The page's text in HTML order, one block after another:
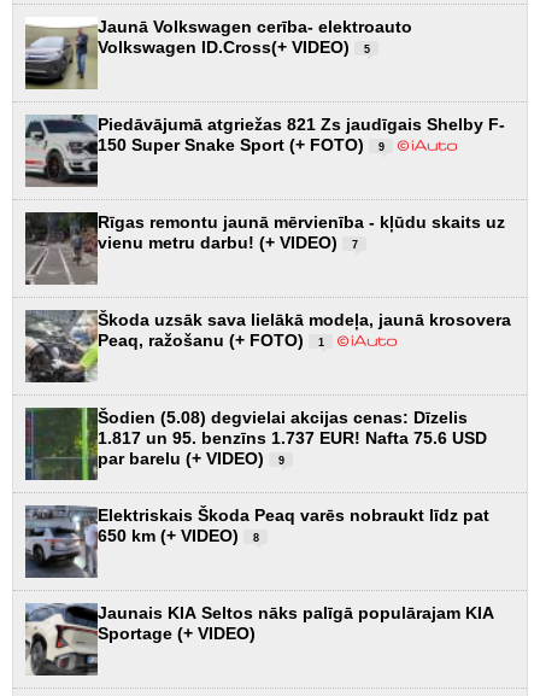
Jaunā Volkswagen cerība- elektroauto
Volkswagen ID.Cross(+ VIDEO)
5
Piedāvājumā atgriežas 821 Zs jaudīgais Shelby F-
150 Super Snake Sport (+ FOTO)
9
Rīgas remontu jaunā mērvienība - kļūdu skaits uz
vienu metru darbu! (+ VIDEO)
7
Škoda uzsāk sava lielākā modeļa, jaunā krosovera
Peaq, ražošanu (+ FOTO)
1
Šodien (5.08) degvielai akcijas cenas: Dīzelis
1.817 un 95. benzīns 1.737 EUR! Nafta 75.6 USD
par barelu (+ VIDEO)
9
Elektriskais Škoda Peaq varēs nobraukt līdz pat
650 km (+ VIDEO)
8
Jaunais KIA Seltos nāks palīgā populārajam KIA
Sportage (+ VIDEO)